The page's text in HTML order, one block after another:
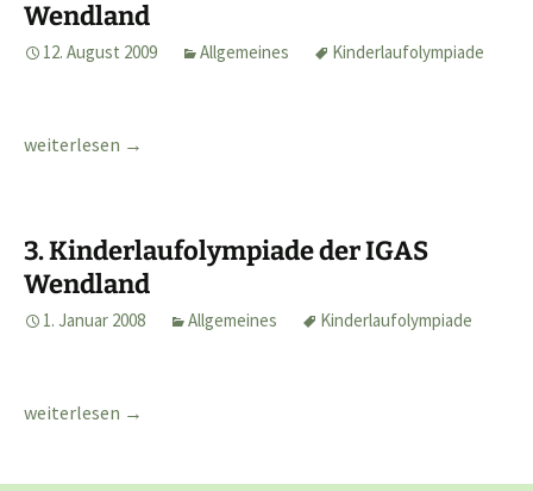
Wendland
12. August 2009 Allgemeines Kinderlaufolympiade
4. Kinderlauf-Olympiade der IGAS Wendland
weiterlesen →
3. Kinderlaufolympiade der IGAS
Wendland
1. Januar 2008 Allgemeines Kinderlaufolympiade
3. Kinderlaufolympiade der IGAS Wendland
weiterlesen →